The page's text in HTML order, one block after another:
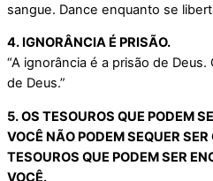
sangue. Dance enquanto se
4. IGNORÂNCIA É PRISÃO.
“A ignorância é a prisão de
de Deus.”
5. OS TESOUROS QUE PODEM
VOCÊ NÃO PODEM SEQUER
TESOUROS QUE PODEM SER
VOCÊ.